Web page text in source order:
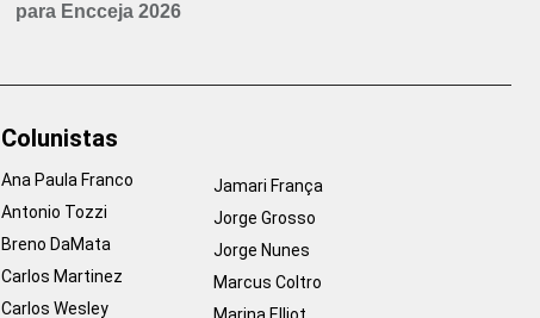
para Encceja 2026
Colunistas
Ana Paula Franco
Antonio Tozzi
Breno DaMata
Carlos Martinez
Carlos Wesley
Jamari França
Jorge Grosso
Jorge Nunes
Marcus Coltro